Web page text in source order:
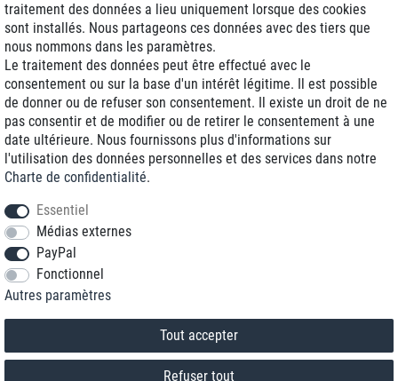
Livraison J+1
Frais d'expédition réduits
Reconditionnée avec garantie
+33 1 70 99 07 94 *
* Vous pouvez nous joindre aux tarifs locaux du lundi au vendredi de 9h à 18h.
traitement des données a lieu uniquement lorsque des cookies
sont installés. Nous partageons ces données avec des tiers que
nous nommons dans les paramètres.
Le traitement des données peut être effectué avec le
consentement ou sur la base d'un intérêt légitime. Il est possible
de donner ou de refuser son consentement. Il existe un droit de ne
pas consentir et de modifier ou de retirer le consentement à une
date ultérieure. Nous fournissons plus d'informations sur
l'utilisation des données personnelles et des services dans notre
Charte de confidentialité.
Essentiel
Médias externes
PayPal
Fonctionnel
Autres paramètres
Tout accepter
Refuser tout